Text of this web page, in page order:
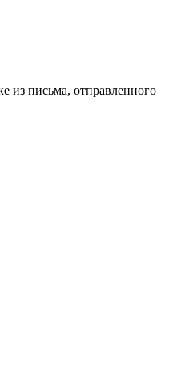
из письма, отправленного